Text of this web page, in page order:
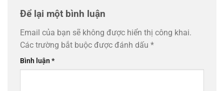
Để lại một bình luận
Email của bạn sẽ không được hiển thị công khai.
Các trường bắt buộc được đánh dấu *
Bình luận*